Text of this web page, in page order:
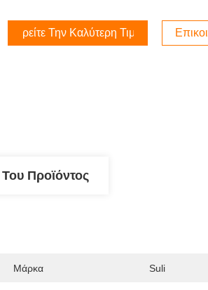
Βρείτε Την Καλύτερη Τιμή
Προϊόντος
Μάρκα Suli